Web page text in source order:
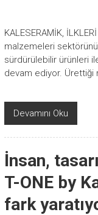
KALESERAMİK,
malzemeleri
sürdürülebilir ürünleri
devam ediyor. Ürettiği
Devamını Oku
İnsan,
T-ONE by
fark